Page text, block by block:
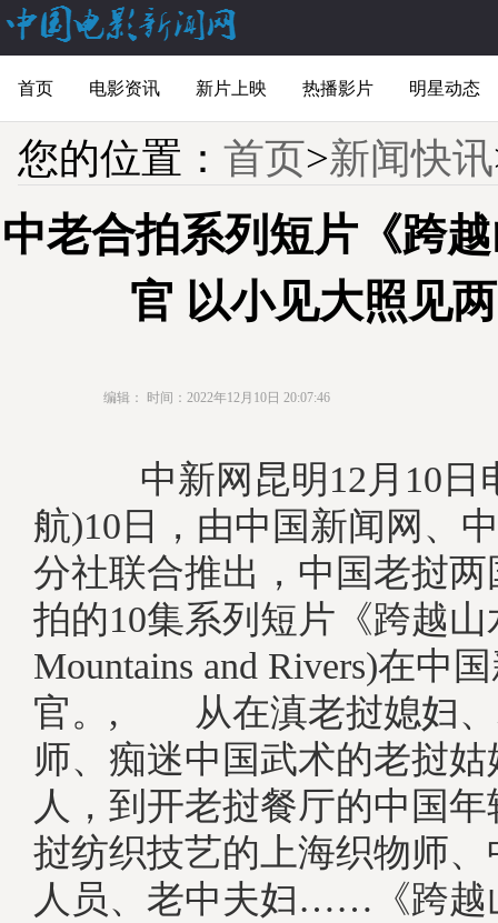
首页 电影资讯 新片上映 热播影片 明星动态
您的位置： 首页>新闻快讯
中老合拍系列短片《跨
官 以小见大照见
编辑： 时间：2022年12月10日 20:07:46
中新网昆明12月10日
航)10日，由中国新闻网、
分社联合推出，中国老挝
拍的10集系列短片《跨越山
Mountains and Rivers)在中
官。, 从在滇老挝媳妇、
师、痴迷中国武术的老挝
人，到开老挝餐厅的中国
挝纺织技艺的上海织物师
人员、老中夫妇……《跨越